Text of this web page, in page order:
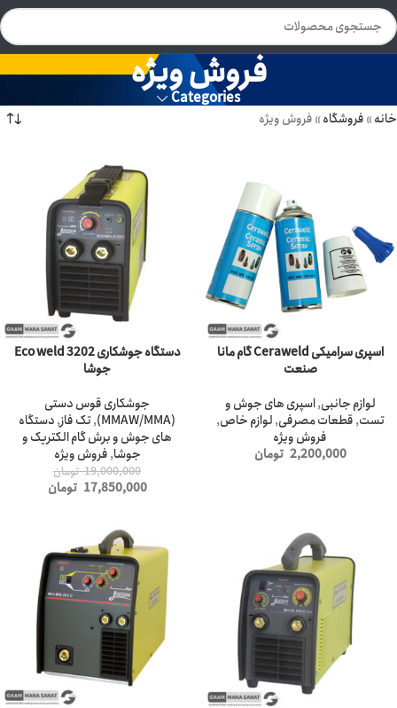
فروش ویژه
Categories
خانه»فروشگاه»فروش ویژه
اسپری سرامیکی Ceraweld گام مانا
صنعت
لوازم جانبی,اسپری های جوش و
تست,قطعات مصرفی,لوازم خاص,
فروش ویژه
2,200,000 تومان
دستگاه جوشکاری Eco weld 3202
جوشا
جوشکاری قوس دستی
(MMAW/MMA)
,تک فاز,دستگاه
های جوش و برش گام الکتریک و
جوشا,فروش ویژه
19,000,000 تومان
17,850,000 تومان